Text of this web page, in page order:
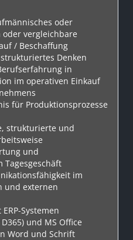
oder
vergleichbare
/ Beschaffung
Denken
in
im operativen Einkauf
für Produktionsprozesse
strukturierte und
und
Tagesgeschäft
im
und externen
Systemen
und MS Office
Word und Schrift